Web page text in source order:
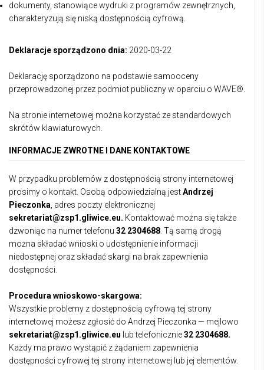
dokumenty, stanowiące wydruki z programów zewnętrznych,
charakteryzują się niską dostępnością cyfrową.
Deklaracje sporządzono dnia: 2020-03-22
Deklarację sporządzono na podstawie samooceny
przeprowadzonej przez podmiot publiczny w oparciu o WAVE®.
Na stronie internetowej można korzystać ze standardowych
skrótów klawiaturowych.
INFORMACJE ZWROTNE I DANE KONTAKTOWE
W przypadku problemów z dostępnością strony internetowej
prosimy o kontakt. Osobą odpowiedzialną jestAndrzej
Pieczonka , adres poczty elektronicznej
sekretariat@zsp1.gliwice.eu. Kontaktować można się także
dzwoniąc na numer telefonu 32 2304688 . Tą samą drogą
można składać wnioski o udostępnienie informacji
niedostępnej oraz składać skargi na brak zapewnienia
dostępności.
Procedura wnioskowo-skargowa:
Wszystkie problemy z dostępnością cyfrową tej strony
internetowej możesz zgłosić do Andrzej Pieczonka — mejlowo
sekretariat@zsp1.gliwice.eu lub telefonicznie32 2304688.
Każdy ma prawo wystąpić z żądaniem zapewnienia
dostępności cyfrowej tej strony internetowej lub jej elementów.